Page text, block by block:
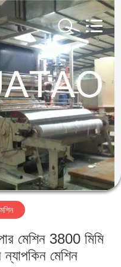
মেশিন 3800 মিমি
মেশিন